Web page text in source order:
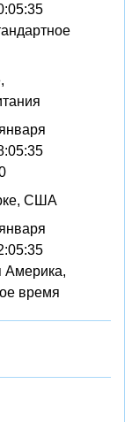
США
Америка,
время